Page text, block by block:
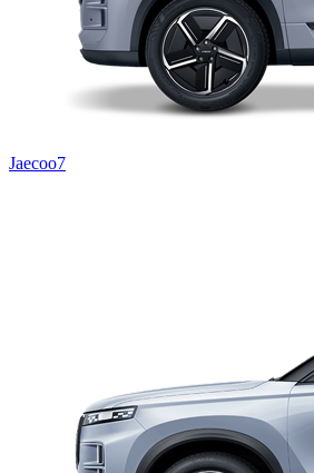
Jaecoo7